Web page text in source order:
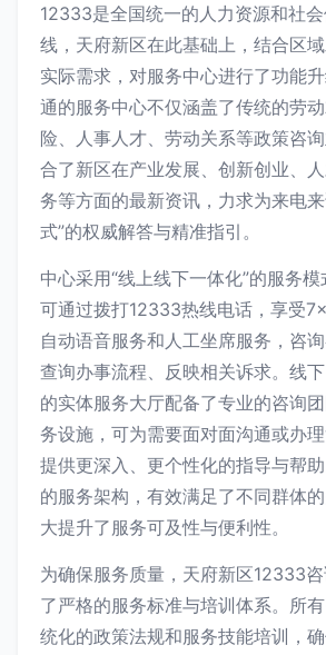
12333是全国统一的人力资源和社
线，天府新区在此基础上，结合区
实际需求，对服务中心进行了功能
通的服务中心不仅涵盖了传统的劳
险、人事人才、劳动关系等政策咨
合了新区在产业发展、创新创业、
务等方面的最新资讯，力求为来电
式”的权威解答与精准指引。
中心采用“线上线下一体化”的服务
可通过拨打12333热线电话，享受
自动语音服务和人工坐席服务，咨询
查询办事流程、反映相关诉求。线
的实体服务大厅配备了专业的咨询
务设施，可为需要面对面沟通或办
提供更深入、更个性化的指导与帮
的服务架构，有效满足了不同群体
大提升了服务可及性与便利性。
为确保服务质量，天府新区12333
了严格的服务标准与培训体系。所
统化的政策法规和服务技能培训，